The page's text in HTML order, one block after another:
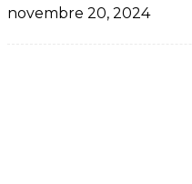
novembre 20, 2024